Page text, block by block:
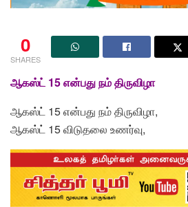
0
SHARES
ஆகஸ்ட் 15 என்பது நம் திருவிழா
ஆகஸ்ட் 15 என்பது நம் திருவிழா,
ஆகஸ்ட் 15 விடுதலை உணர்வு,